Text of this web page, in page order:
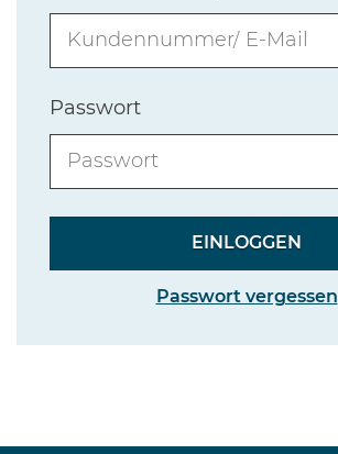
Passwort
Passwort vergessen